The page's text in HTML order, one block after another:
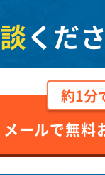
くだ
約1分
メールで無料